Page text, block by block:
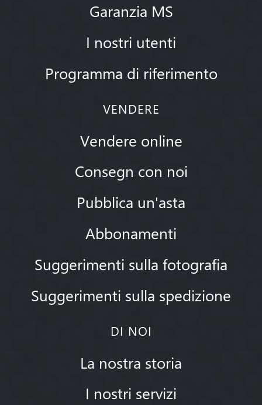
Garanzia MS
I nostri utenti
Programma di riferimento
VENDERE
Vendere online
Consegn con noi
Pubblica un'asta
Abbonamenti
Suggerimenti sulla fotografia
Suggerimenti sulla spedizione
DI NOI
La nostra storia
I nostri servizi